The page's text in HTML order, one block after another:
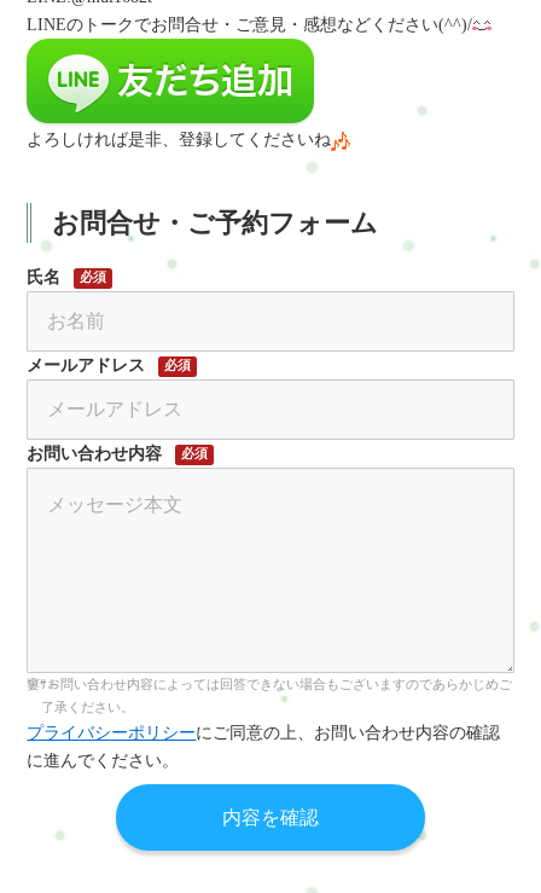
LINEのトークでお問合せ・ご意見・感想など ください(^^)/
よろしければ是非、登録してくださいね
お問合せ・ご予約フォーム
氏名 必須
メールアドレス 必須
お問い合わせ内容 必須
お問い合わせ内容によっては回答できない場合もございますのであらかじめご
了承ください。
プライバシーポリシーにご同意の上、お問い合わせ内容の確認
に進んでください。